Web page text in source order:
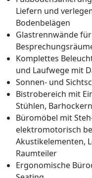
Liefern und
Bodenbelägen
Glastrennwände
Komplettes
und Laufwege mit
Sonnen- und
Bistrobereich mit
Stühlen,
Büromöbel mit
elektromotorisch
Akustikelementen,
Raumteiler
Ergonomische